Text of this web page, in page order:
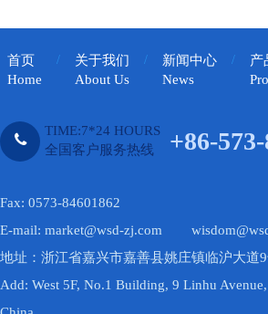
首页
Home
/
关于我们
About Us
/
新闻中心
News
/
产
TIME:7*24 HOURS
全国客户服务热线
+86-
Fax: 0573-84601862
E-mail: market@wsd-zj.com
地址：浙江省嘉兴市嘉善县姚庄镇临沪大道
Add: West 5F, No.1 Building, 9 Linhu